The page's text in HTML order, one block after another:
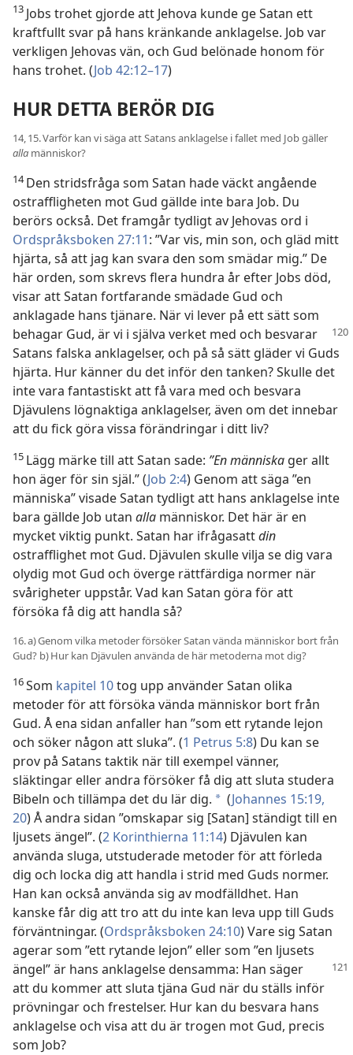
13 Jobs trohet gjorde att Jehova kunde ge Satan ett
kraftfullt svar på hans kränkande anklagelse. Job var
verkligen Jehovas vän, och Gud belönade honom för
hans trohet. (Job 42:12–17)
HUR DETTA BERÖR DIG
14, 15. Varför kan vi säga att Satans anklagelse i fallet med Job gäller
alla människor?
14Den stridsfråga som Satan hade väckt angående
ostraffligheten mot Gud gällde inte bara Job. Du
berörs också. Det framgår tydligt av Jehovas ord i
Ordspråksboken 27:11: ”Var vis, min son, och gläd mitt
hjärta, så att jag kan svara den som smädar mig.” De
här orden, som skrevs flera hundra år efter Jobs död,
visar att Satan fortfarande smädade Gud och
anklagade hans tjänare. När vi lever på ett sätt som
behagar Gud, är vi i själva verket med och besvarar
Satans falska anklagelser, och på så sätt gläder vi Guds
hjärta. Hur känner du det inför den tanken? Skulle det
inte vara fantastiskt att få vara med och besvara
Djävulens lögnaktiga anklagelser, även om det innebar
att du fick göra vissa förändringar i ditt liv?
15 Lägg märke till att Satan sade: ”En människa ger allt
hon äger för sin själ.” (Job 2:4) Genom att säga ”en
människa” visade Satan tydligt att hans anklagelse inte
bara gällde Job utan alla människor. Det här är en
mycket viktig punkt. Satan har ifrågasattdin
ostrafflighet mot Gud. Djävulen skulle vilja se dig vara
olydig mot Gud och överge rättfärdiga normer när
svårigheter uppstår. Vad kan Satan göra för att
försöka få dig att handla så?
16. a) Genom vilka metoder försöker Satan vända människor bort från
Gud? b) Hur kan Djävulen använda de här metoderna mot dig?
16Som kapitel 10tog upp använder Satan olika
metoder för att försöka vända människor bort från
Gud. Å ena sidan anfaller han ”som ett rytande lejon
och söker någon att sluka”. (1 Petrus 5:8) Du kan se
prov på Satans taktik när till exempel vänner,
släktingar eller andra försöker få dig att sluta studera
Bibeln och tillämpa det du lär dig. a (Johannes 15:19,
20) Å andra sidan ”omskapar sig [Satan] ständigt till en
ljusets ängel”. (2 Korinthierna 11:14) Djävulen kan
använda sluga, utstuderade metoder för att förleda
dig och locka dig att handla i strid med Guds normer.
Han kan också använda sig av modfälldhet. Han
kanske får dig att tro att du inte kan leva upp till Guds
förväntningar. (Ordspråksboken 24:10) Vare sig Satan
agerar som ”ett rytande lejon” eller som ”en ljusets
ängel” är hans anklagelse densamma: Han säger
att du kommer att sluta tjäna Gud när du ställs inför
prövningar och frestelser. Hur kan du besvara hans
anklagelse och visa att du är trogen mot Gud, precis
som Job?